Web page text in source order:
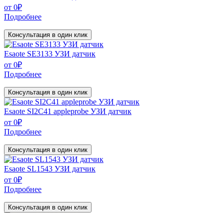
от 0₽
Подробнее
Консультация в один клик
Esaote SE3133 УЗИ датчик
от 0₽
Подробнее
Консультация в один клик
Esaote SI2C41 appleprobe УЗИ датчик
от 0₽
Подробнее
Консультация в один клик
Esaote SL1543 УЗИ датчик
от 0₽
Подробнее
Консультация в один клик